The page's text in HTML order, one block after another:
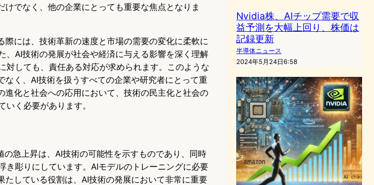
けでなく、他の企業にとっても重要な焦点となりま
際には、技術革新の速度と市場の需要の変化に柔軟に
、AI技術の発展が社会や経済に与える影響を深く理解
対しても、責任ある対応が求められます。このような
く、AI技術を扱うすべての企業や研究者にとって重
進化と社会への応用において、技術の民主化と社会の
く必要があります。
急上昇は、AI技術の可能性を示すものであり、同時
き彫りにしています。AIモデルのトレーニングに必要
たしている役割は、AI技術の発展において非常に重要
Nvidia株、AIチップ需要で収
益予測を大幅上回り、株価は
記録更新
半導体ニュース
2024年5月24日6:58